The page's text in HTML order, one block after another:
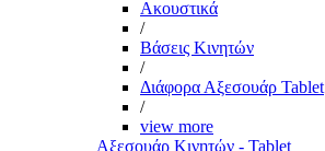
Ακουστικά
/
Βάσεις Κινητών
/
Διάφορα Αξεσουάρ Tablet
/
view more
Αξεσουάρ Κινητών - Tablet